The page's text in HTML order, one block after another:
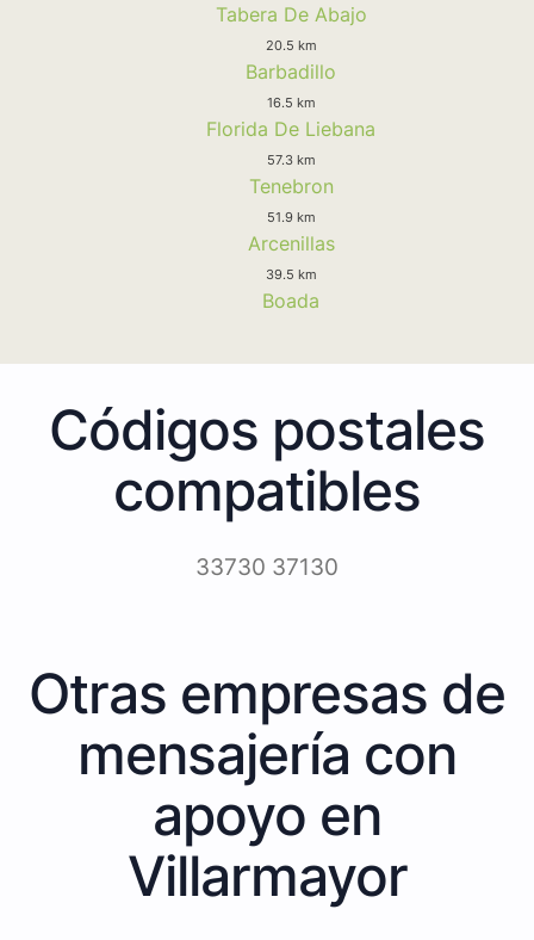
Tabera De Abajo
20.5 km
Barbadillo
16.5 km
Florida De Liebana
57.3 km
Tenebron
51.9 km
Arcenillas
39.5 km
Boada
Códigos postales
compatibles
33730 37130
Otras empresas de
mensajería con
apoyo en
Villarmayor